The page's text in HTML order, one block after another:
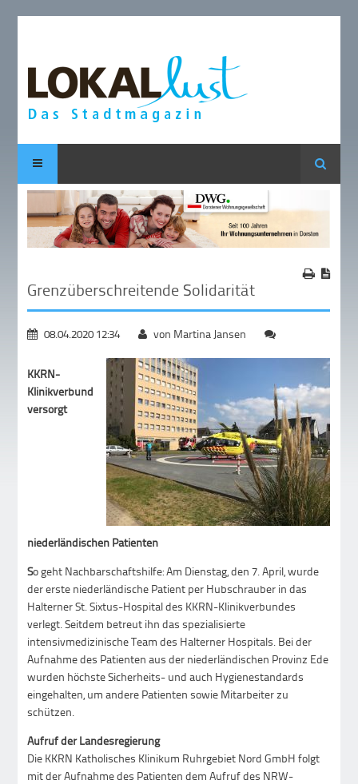
Suche
Grenzüberschreitende Solidarität
08.04.2020 12:34 von Martina Jansen
KKRN-
Klinikverbund
versorgt
niederländischen Patienten
So geht Nachbarschaftshilfe: Am Dienstag, den 7. April, wurde
der erste niederländische Patient per Hubschrauber in das
Halterner St. Sixtus-Hospital des KKRN-Klinikverbundes
verlegt. Seitdem betreut ihn das spezialisierte
intensivmedizinische Team des Halterner Hospitals. Bei der
Aufnahme des Patienten aus der niederländischen Provinz Ede
wurden höchste Sicherheits- und auch Hygienestandards
eingehalten, um andere Patienten sowie Mitarbeiter zu
schützen.
Aufruf der Landesregierung
Die KKRN Katholisches Klinikum Ruhrgebiet Nord GmbH folgt
mit der Aufnahme des Patienten dem Aufruf des NRW-